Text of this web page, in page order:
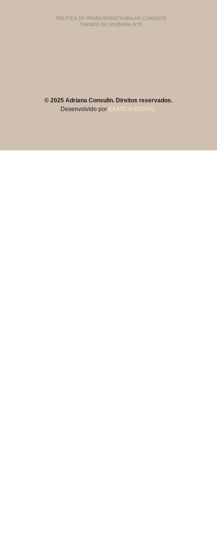
POLÍTICA DE PRIVACIDADE TRABALHE CONOSCO
TERMOS DE USO MAPA SITE
© 2025 Adriana Consulin. Direitos reservados.
Desenvolvido por EA MÍDIA DIGITAL